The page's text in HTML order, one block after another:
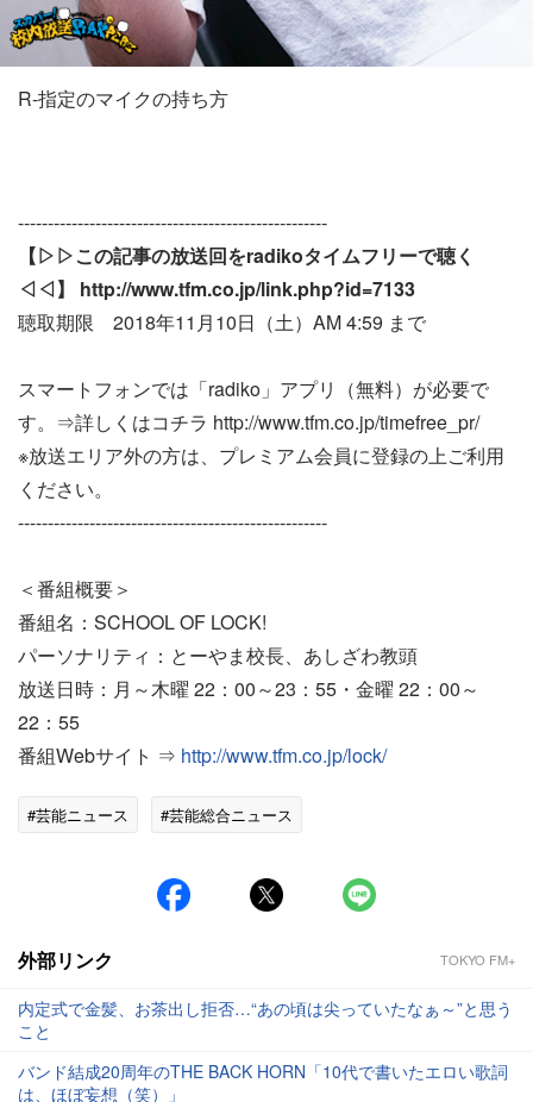
R-指定のマイクの持ち方
----------------------------------------------------
【▷▷この記事の放送回をradikoタイムフリーで聴く
◁◁】 http://www.tfm.co.jp/link.php?id=7133
聴取期限 2018年11月10日（土）AM 4:59 まで
スマートフォンでは「radiko」アプリ（無料）が必要で
す。⇒詳しくはコチラ http://www.tfm.co.jp/timefree_pr/
※放送エリア外の方は、プレミアム会員に登録の上ご利用
ください。
----------------------------------------------------
＜番組概要＞
番組名：SCHOOL OF LOCK!
パーソナリティ：とーやま校長、あしざわ教頭
放送日時：月～木曜 22：00～23：55・金曜 22：00～
22：55
番組Webサイト ⇒ http://www.tfm.co.jp/lock/
#芸能ニュース #芸能総合ニュース
外部リンク TOKYO FM+
内定式で金髪、お茶出し拒否…“あの頃は尖っていたなぁ～”と思う
こと
バンド結成20周年のTHE BACK HORN「10代で書いたエロい歌詞
は、ほぼ妄想（笑）」